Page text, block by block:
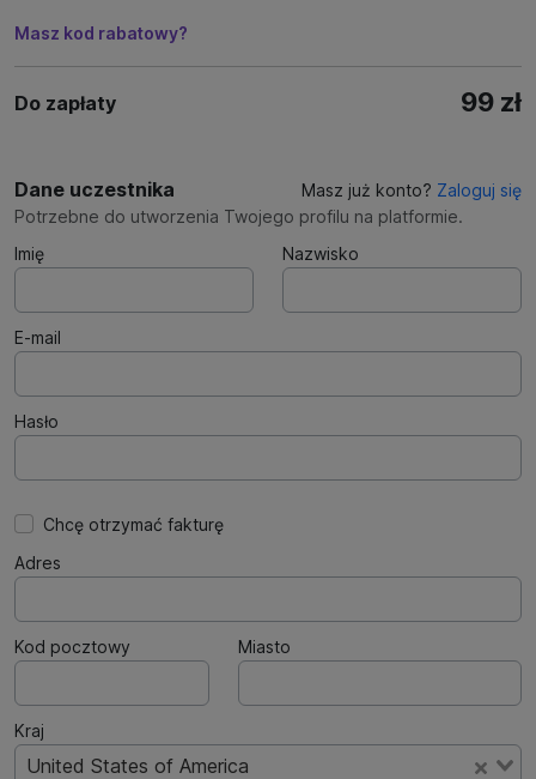
Masz kod rabatowy?
Do zapłaty 99 zł
Dane uczestnika Masz już konto? Zaloguj się
Potrzebne do utworzenia Twojego profilu na platformie.
Imię
Nazwisko
E-mail
Hasło
Chcę otrzymać fakturę
Adres
Kod pocztowy Miasto
Kraj
United States of America